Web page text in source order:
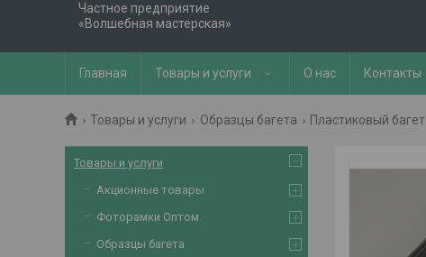
Частное предприятие
«Волшебная мастерская»
Главная Товары и услуги О нас Контакты
Товары и услуги Образцы багета Пластиковый багет
Товары и услуги
Акционные товары
Фоторамки Оптом
Образцы багета